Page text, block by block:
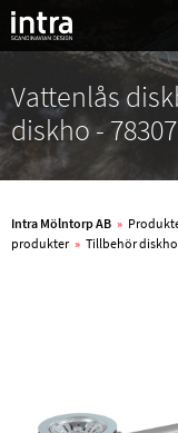
Vattenlås
diskho -
Intra Mölntorp AB »
produkter » Tillbehör diskho